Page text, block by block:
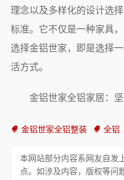
理念以及多样化的设计选
标准。它不仅是一种家具
选择金铝世家，即是选择
活方式。
金铝世家全铝家居：
金铝世家全铝整装 全铝
本网站部分内容系网友自发
点。如涉及内容，版权等问